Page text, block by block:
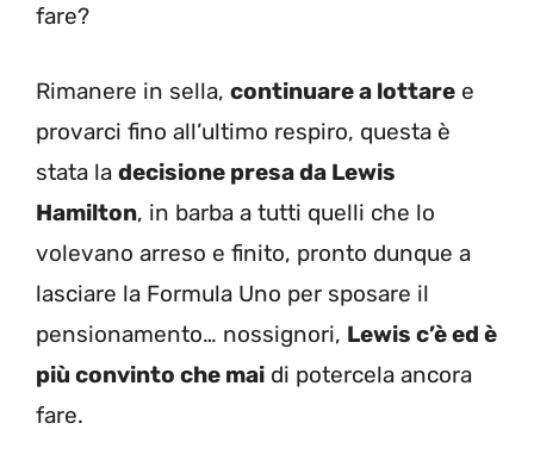
fare?
Rimanere in sella, continuare a lottare e
provarci fino all’ultimo respiro, questa è
stata la decisione presa da Lewis
Hamilton, in barba a tutti quelli che lo
volevano arreso e finito, pronto dunque a
lasciare la Formula Uno per sposare il
pensionamento… nossignori, Lewis c’è ed è
più convinto che mai di potercela ancora
fare.